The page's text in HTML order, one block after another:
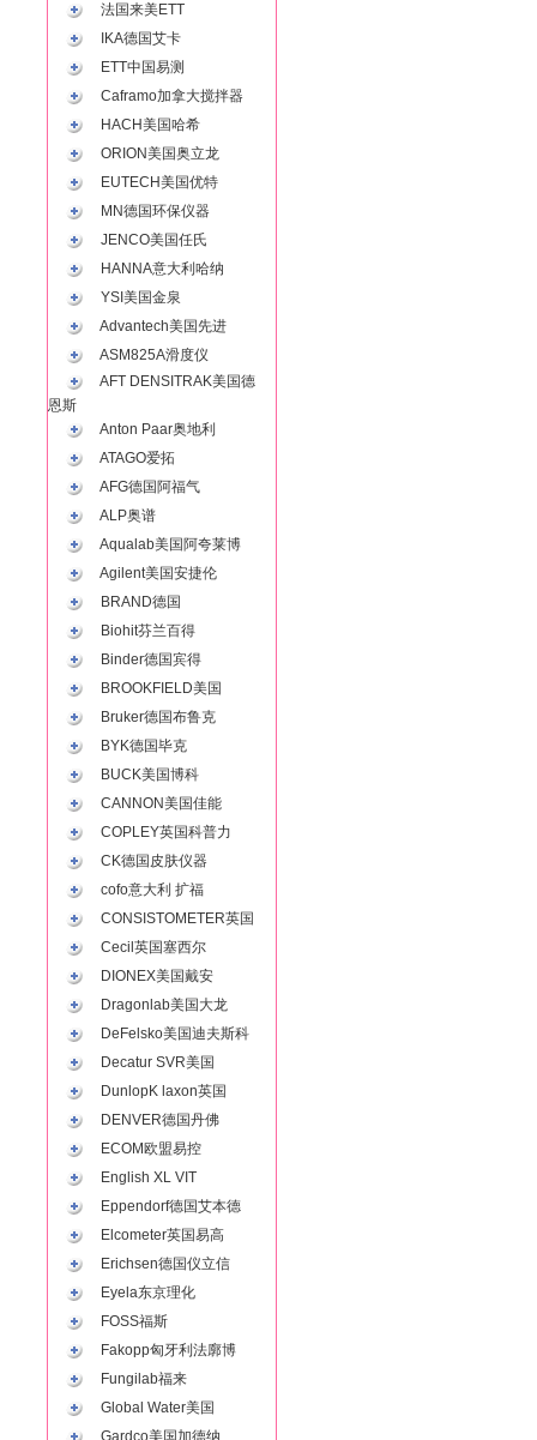
法国来美ETT
IKA德国艾卡
ETT中国易测
Caframo加拿大搅拌器
HACH美国哈希
ORION美国奥立龙
EUTECH美国优特
MN德国环保仪器
JENCO美国任氏
HANNA意大利哈纳
YSI美国金泉
Advantech美国先进
ASM825A滑度仪
AFT DENSITRAK美国德
恩斯
Anton Paar奥地利
ATAGO爱拓
AFG德国阿福气
ALP奥谱
Aqualab美国阿夸莱博
Agilent美国安捷伦
BRAND德国
Biohit芬兰百得
Binder德国宾得
BROOKFIELD美国
Bruker德国布鲁克
BYK德国毕克
BUCK美国博科
CANNON美国佳能
COPLEY英国科普力
CK德国皮肤仪器
cofo意大利 扩福
CONSISTOMETER英国
Cecil英国塞西尔
DIONEX美国戴安
Dragonlab美国大龙
DeFelsko美国迪夫斯科
Decatur SVR美国
DunlopK laxon英国
DENVER德国丹佛
ECOM欧盟易控
English XL VIT
Eppendorf德国艾本德
Elcometer英国易高
Erichsen德国仪立信
Eyela东京理化
FOSS福斯
Fakopp匈牙利法廓博
Fungilab福来
Global Water美国
Gardco美国加德纳